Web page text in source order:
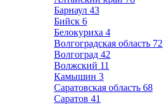
Барнаул 43
Бийск 6
Белокуриха 4
Волгоградская область 72
Волгоград 42
Волжский 11
Камышин 3
Саратовская область 68
Саратов 41